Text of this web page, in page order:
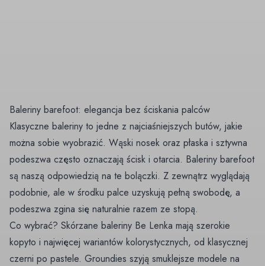
Baleriny barefoot: elegancja bez ściskania palców
Klasyczne baleriny to jedne z najciaśniejszych butów, jakie
można sobie wyobrazić. Wąski nosek oraz płaska i sztywna
podeszwa często oznaczają ścisk i otarcia. Baleriny barefoot
są naszą odpowiedzią na te bolączki. Z zewnątrz wyglądają
podobnie, ale w środku palce uzyskują pełną swobodę, a
podeszwa zgina się naturalnie razem ze stopą.
Co wybrać? Skórzane baleriny Be Lenka mają szerokie
kopyto i najwięcej wariantów kolorystycznych, od klasycznej
czerni po pastele. Groundies szyją smuklejsze modele na